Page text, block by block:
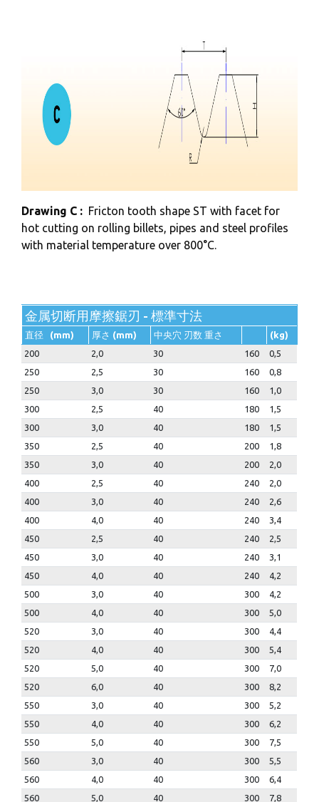
Drawing C : Fricton tooth shape ST with facet for
hot cutting on rolling billets, pipes and steel profiles
with material temperature over 800°C.
金属切断用摩擦鋸刃 - 標準寸法
直径 (mm) 厚さ (mm) 中央穴 刃数 重さ
(kg)
200
2,0 30 160
0,5
250
2,5 30 160
0,8
250
3,0 30 160
1,0
300
2,5 40 180
1,5
300
3,0 40 180
1,5
350
2,5 40 200
1,8
350
3,0 40 200
2,0
400
2,5 40 240
2,0
400
3,0 40 240
2,6
400
4,0 40 240
3,4
450
2,5 40 240
2,5
450
3,0 40 240
3,1
450
4,0 40 240
4,2
500
3,0 40 300
4,2
500
4,0 40 300
5,0
520
3,0 40 300
4,4
520
4,0 40 300
5,4
520
5,0 40 300
7,0
520
6,0 40 300
8,2
550
3,0 40 300
5,2
550
4,0 40 300
6,2
550
5,0 40 300
7,5
560
3,0 40 300
5,5
560
4,0 40 300
6,4
560
5,0 40 300 7,8